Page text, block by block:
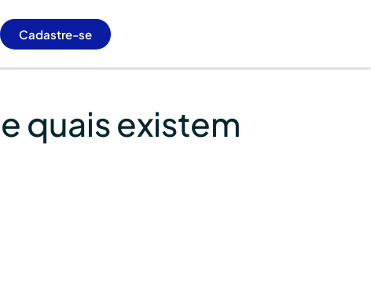
Cadastre-se
quais existem